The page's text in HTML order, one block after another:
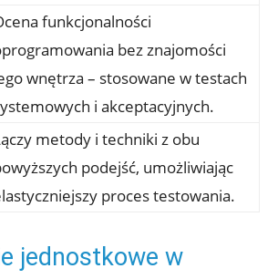
funkcjonalności
bez znajomości
wnętrza – stosowane w testach
i akceptacyjnych.
metody i techniki z obu
podejść, umożliwiając
proces testowania.
jednostkowe w